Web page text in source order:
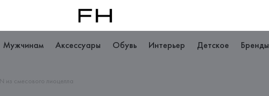
Мужчинам Аксессуары Обувь Интерьер Детское Бренды
из смесового лиоцелла